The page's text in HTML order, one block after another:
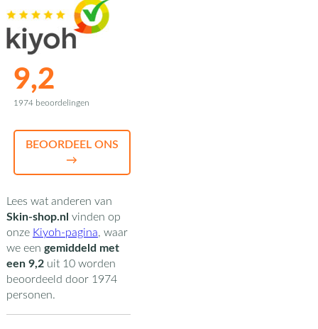
9,2
1974 beoordelingen
BEOORDEEL ONS
→
Lees wat anderen van
Skin-shop.nl vinden op
onze Kiyoh-pagina, waar
we een gemiddeld met
een 9,2uit 10worden
beoordeeld door 1974
personen.